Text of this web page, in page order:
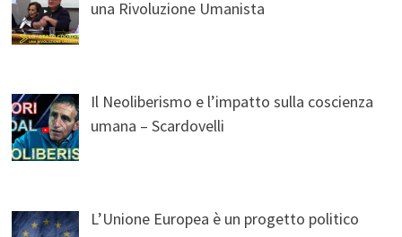
una Rivoluzione Umanista
Il Neoliberismo e l’impatto sulla coscienza
umana – Scardovelli
L’Unione Europea è un progetto politico